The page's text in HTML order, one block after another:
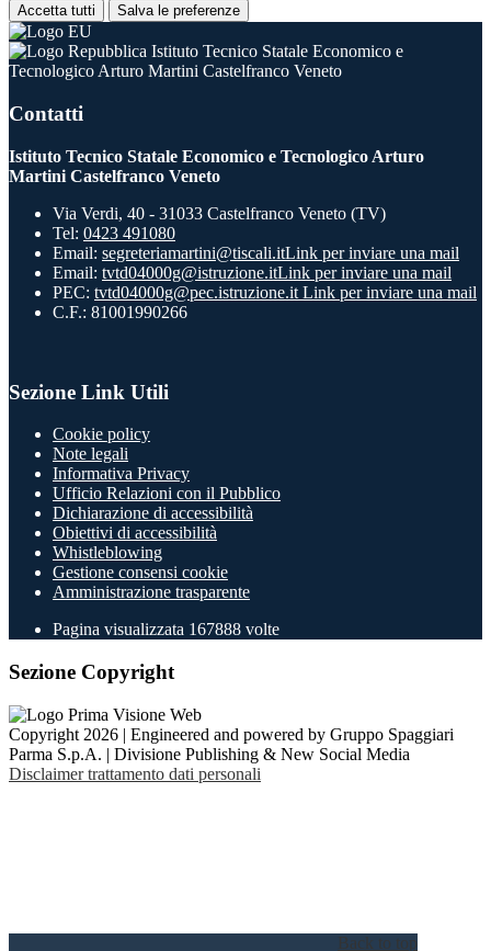
Accetta tutti Salva le preferenze
Istituto Tecnico Statale Economico e
Tecnologico Arturo Martini Castelfranco Veneto
Contatti
Istituto Tecnico Statale Economico e Tecnologico Arturo
Martini Castelfranco Veneto
Via Verdi, 40 - 31033 Castelfranco Veneto (TV)
Tel: 0423 491080
Email: segreteriamartini@tiscali.itLink per inviare una mail
Email: tvtd04000g@istruzione.itLink per inviare una mail
PEC: tvtd04000g@pec.istruzione.it Link per inviare una mail
C.F.: 81001990266
Sezione Link Utili
Cookie policy
Note legali
Informativa Privacy
Ufficio Relazioni con il Pubblico
Dichiarazione di accessibilità
Obiettivi di accessibilità
Whistleblowing
Gestione consensi cookie
Amministrazione trasparente
Pagina visualizzata 167888 volte
Sezione Copyright
Copyright 2026 | Engineered and powered by Gruppo Spaggiari
Parma S.p.A. | Divisione Publishing & New Social Media
Disclaimer trattamento dati personali
Back to top